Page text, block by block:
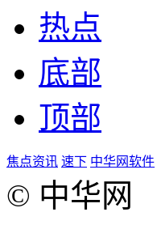
热点
底部
顶部
焦点资讯 速下 中华网软件
© 中华网